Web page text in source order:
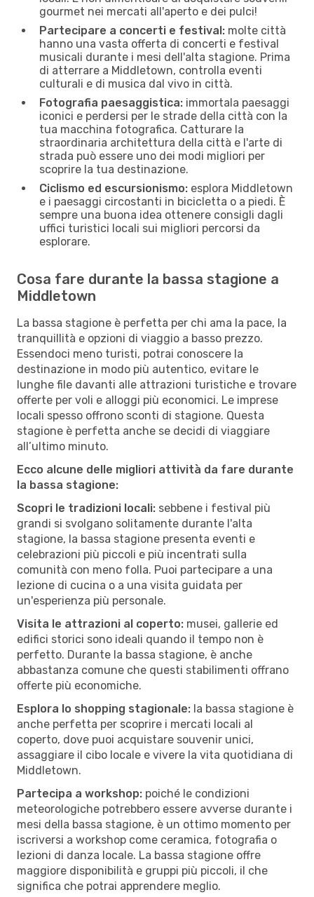
gourmet nei mercati all'aperto e dei pulci!
Partecipare a concerti e festival: molte città
hanno una vasta offerta di concerti e festival
musicali durante i mesi dell'alta stagione. Prima
di atterrare a Middletown, controlla eventi
culturali e di musica dal vivo in città.
Fotografia paesaggistica: immortala paesaggi
iconici e perdersi per le strade della città con la
tua macchina fotografica. Catturare la
straordinaria architettura della città e l'arte di
strada può essere uno dei modi migliori per
scoprire la tua destinazione.
Ciclismo ed escursionismo: esplora Middletown
e i paesaggi circostanti in bicicletta o a piedi. È
sempre una buona idea ottenere consigli dagli
uffici turistici locali sui migliori percorsi da
esplorare.
Cosa fare durante la bassa stagione a
Middletown
La bassa stagione è perfetta per chi ama la pace, la
tranquillità e opzioni di viaggio a basso prezzo.
Essendoci meno turisti, potrai conoscere la
destinazione in modo più autentico, evitare le
lunghe file davanti alle attrazioni turistiche e trovare
offerte per voli e alloggi più economici. Le imprese
locali spesso offrono sconti di stagione. Questa
stagione è perfetta anche se decidi di viaggiare
all’ultimo minuto.
Ecco alcune delle migliori attività da fare durante
la bassa stagione:
Scopri le tradizioni locali: sebbene i festival più
grandi si svolgano solitamente durante l'alta
stagione, la bassa stagione presenta eventi e
celebrazioni più piccoli e più incentrati sulla
comunità con meno folla. Puoi partecipare a una
lezione di cucina o a una visita guidata per
un'esperienza più personale.
Visita le attrazioni al coperto: musei, gallerie ed
edifici storici sono ideali quando il tempo non è
perfetto. Durante la bassa stagione, è anche
abbastanza comune che questi stabilimenti offrano
offerte più economiche.
Esplora lo shopping stagionale: la bassa stagione è
anche perfetta per scoprire i mercati locali al
coperto, dove puoi acquistare souvenir unici,
assaggiare il cibo locale e vivere la vita quotidiana di
Middletown.
Partecipa a workshop: poiché le condizioni
meteorologiche potrebbero essere avverse durante i
mesi della bassa stagione, è un ottimo momento per
iscriversi a workshop come ceramica, fotografia o
lezioni di danza locale. La bassa stagione offre
maggiore disponibilità e gruppi più piccoli, il che
significa che potrai apprendere meglio.